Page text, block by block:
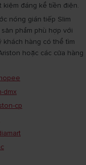
kiệm đáng kể tiền điện.
nóng gián tiếp Slim
phẩm phù hợp với
khách hàng có thể tìm
hoặc các cửa hàng
dmx
cp